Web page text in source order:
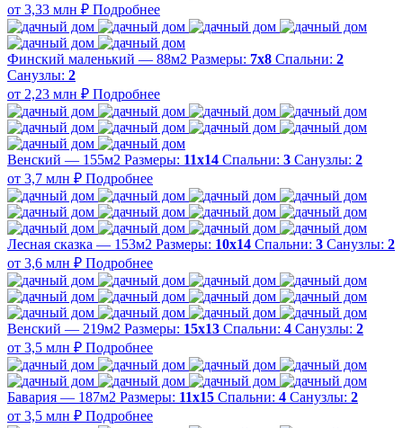
от 3,33 млн ₽ Подробнее
Финский маленький — 88м2 Размеры: 7х8 Спальни: 2
Санузлы: 2
от 2,23 млн ₽ Подробнее
Венский — 155м2 Размеры: 11х14 Спальни: 3 Санузлы: 2
от 3,7 млн ₽ Подробнее
Лесная сказка — 153м2 Размеры: 10х14 Спальни: 3 Санузлы: 2
от 3,6 млн ₽ Подробнее
Венский — 219м2 Размеры: 15х13 Спальни: 4 Санузлы: 2
от 3,5 млн ₽ Подробнее
Бавария — 187м2 Размеры: 11х15 Спальни: 4 Санузлы: 2
от 3,5 млн ₽ Подробнее